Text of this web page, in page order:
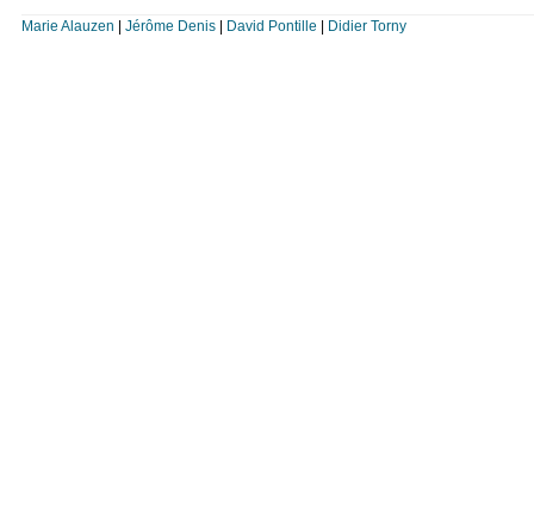
Marie Alauzen Jérôme Denis| David Pontille Didier Torny